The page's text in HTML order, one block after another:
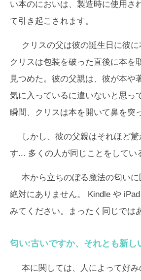
い本のにおいは、製造時に使用さ
て引き起こされます。
クリスの父は彼の誕生日に彼に
クリスは包装を破った直後に本を
見つめた。彼の父親は、彼が本や
気に入っているに違いないと思っ
瞬間、クリスは本を開いて鼻を突
しかし、彼の父親はそれほど
す... 多くの人が同じことをしてい
本から立ちのぼる魔法の匂いに
絶対にありません。 Kindle や
みてください。まったく同じでは
匂い:古いですか、それとも新し
本に関しては、人によって好み